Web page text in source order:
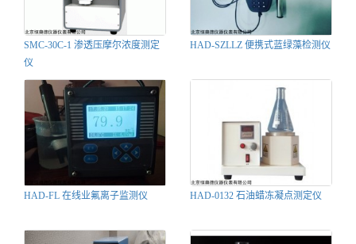
SMC-30C-1 渗透压摩尔浓度测定
仪
HAD-SZLLZ 便携式蓝绿藻检测仪
HAD-FL 在线业氟离子监测仪 HAD-0132 石油蜡冻凝点测定仪